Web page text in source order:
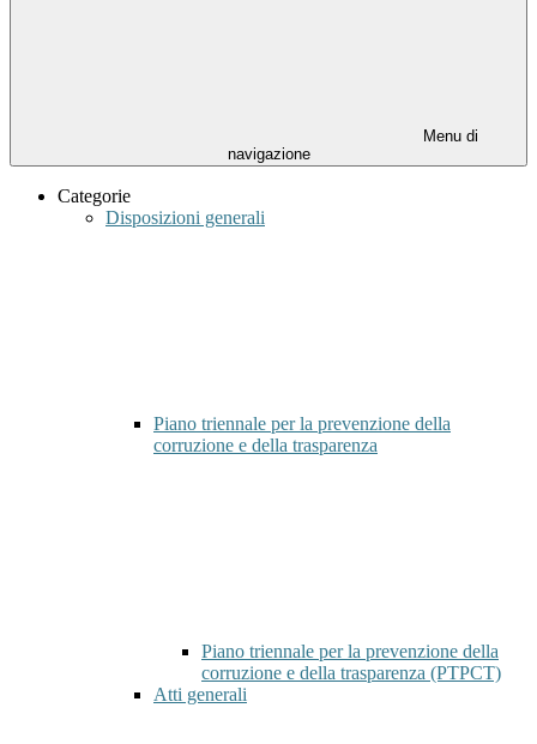
Menu di
navigazione
Categorie
Disposizioni generali
Piano triennale per la prevenzione della
corruzione e della trasparenza
Piano triennale per la prevenzione della
corruzione e della trasparenza (PTPCT)
Atti generali